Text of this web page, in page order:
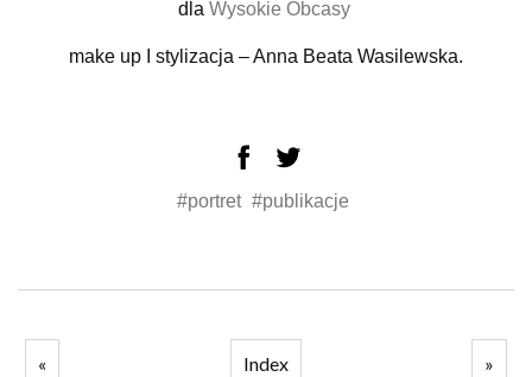
dla Wysokie Obcasy
make up I stylizacja – Anna Beata Wasilewska.
#portret #publikacje
« Index »